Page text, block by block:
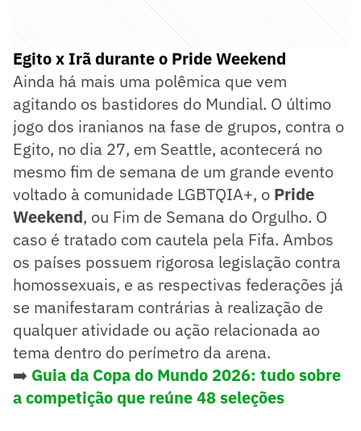
Egito x Irã durante o Pride Weekend
Ainda há mais uma polêmica que vem
agitando os bastidores do Mundial. O último
jogo dos iranianos na fase de grupos, contra o
Egito, no dia 27, em Seattle, acontecerá no
mesmo fim de semana de um grande evento
voltado à comunidade LGBTQIA+, o Pride
Weekend, ou Fim de Semana do Orgulho. O
caso é tratado com cautela pela Fifa. Ambos
os países possuem rigorosa legislação contra
homossexuais, e as respectivas federações já
se manifestaram contrárias à realização de
qualquer atividade ou ação relacionada ao
tema dentro do perímetro da arena.
➡️ Guia da Copa do Mundo 2026: tudo sobre
a competição que reúne 48 seleções